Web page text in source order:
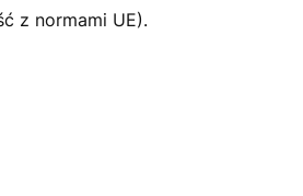
z normami UE).